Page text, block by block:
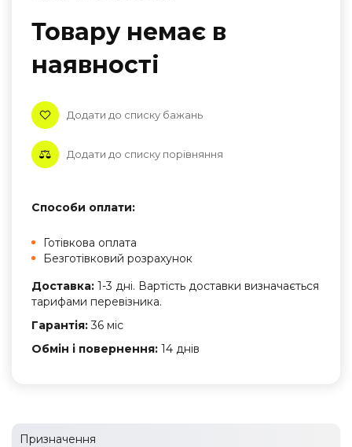
Товару немає в
наявностi
Додати до списку бажань
Додати до списку порівняння
Способи оплати:
Готівкова оплата
Безготівковий розрахунок
Доставка: 1-3 дні. Вартість доставки визначається
тарифами перевізника.
Гарантія:36 міс
Обмін і повернення: 14 днів
Призначення